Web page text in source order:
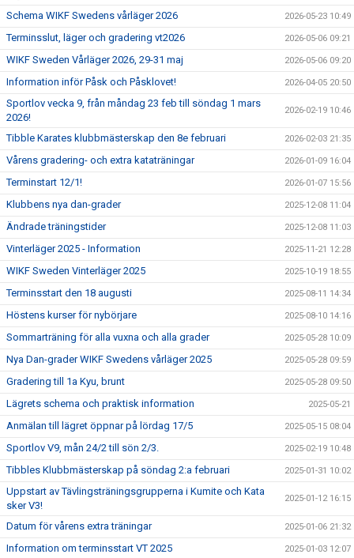
Schema WIKF Swedens vårläger 2026 2026-05-23 10:49
Terminsslut, läger och gradering vt2026 2026-05-06 09:21
WIKF Sweden Vårläger 2026, 29-31 maj 2026-05-06 09:20
Information inför Påsk och Påsklovet! 2026-04-05 20:50
Sportlov vecka 9, från måndag 23 feb till söndag 1 mars
2026!
2026-02-19 10:46
Tibble Karates klubbmästerskap den 8e februari 2026-02-03 21:35
Vårens gradering- och extra kataträningar 2026-01-09 16:04
Terminstart 12/1! 2026-01-07 15:56
Klubbens nya dan-grader 2025-12-08 11:04
Ändrade träningstider 2025-12-08 11:03
Vinterläger 2025 - Information 2025-11-21 12:28
WIKF Sweden Vinterläger 2025 2025-10-19 18:55
Terminsstart den 18 augusti 2025-08-11 14:34
Höstens kurser för nybörjare 2025-08-10 14:16
Sommarträning för alla vuxna och alla grader 2025-05-28 10:09
Nya Dan-grader WIKF Swedens vårläger 2025 2025-05-28 09:59
Gradering till 1a Kyu, brunt 2025-05-28 09:50
Lägrets schema och praktisk information 2025-05-21
Anmälan till lägret öppnar på lördag 17/5 2025-05-15 08:04
Sportlov V9, mån 24/2 till sön 2/3. 2025-02-19 10:48
Tibbles Klubbmästerskap på söndag 2:a februari 2025-01-31 10:02
Uppstart av Tävlingsträningsgrupperna i Kumite och Kata
sker V3!
2025-01-12 16:15
Datum för vårens extra träningar 2025-01-06 21:32
Information om terminsstart VT 2025 2025-01-03 12:07